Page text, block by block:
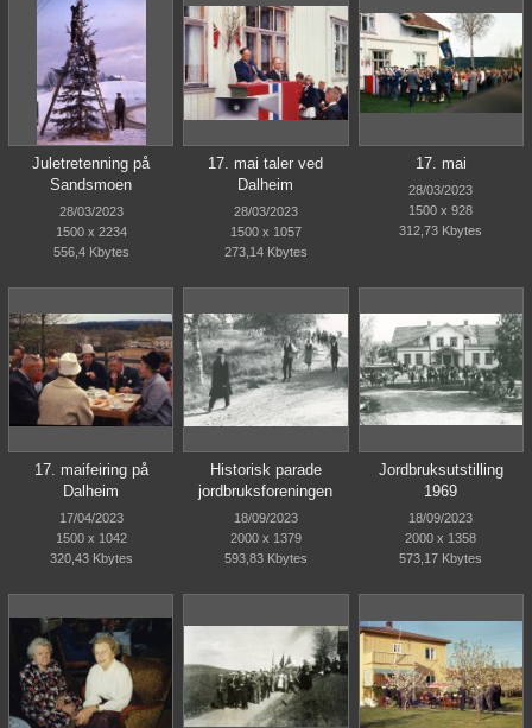
Juletretenning på
Sandsmoen
28/03/2023
1500 x 2234
556,4 Kbytes
17. mai taler ved
Dalheim
28/03/2023
1500 x 1057
273,14 Kbytes
17. mai
28/03/2023
1500 x 928
312,73 Kbytes
17. maifeiring på
Dalheim
17/04/2023
1500 x 1042
320,43 Kbytes
Historisk parade
jordbruksforeningen
18/09/2023
2000 x 1379
593,83 Kbytes
Jordbruksutstilling
1969
18/09/2023
2000 x 1358
573,17 Kbytes